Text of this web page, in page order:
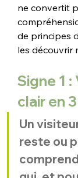
ne convertit
de principes
les découvrir
Signe 1
clair en
Un
reste ou